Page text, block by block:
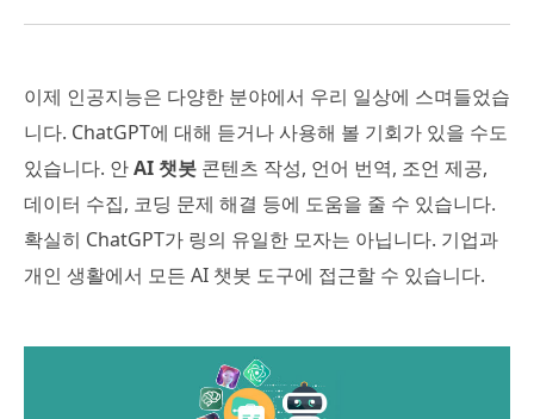
이제 인공지능은 다양한 분야에서 우리 일상에 스며들었습
니다. ChatGPT에 대해 듣거나 사용해 볼 기회가 있을 수도
있습니다. 안AI 챗봇 콘텐츠 작성, 언어 번역, 조언 제공,
데이터 수집, 코딩 문제 해결 등에 도움을 줄 수 있습니다.
확실히 ChatGPT가 링의 유일한 모자는 아닙니다. 기업과
개인 생활에서 모든 AI 챗봇 도구에 접근할 수 있습니다.